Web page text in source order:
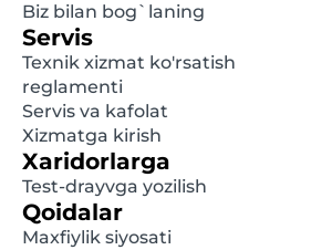
Biz bilan bog`laning
Servis
Texnik xizmat ko'rsatish
reglamenti
Servis va kafolat
Xizmatga kirish
Xaridorlarga
Test-drayvga yozilish
Qoidalar
Maxfiylik siyosati